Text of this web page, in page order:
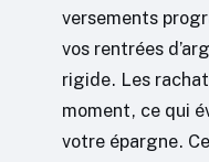
versements
vos rentrées
rigide. Les
moment, ce qui
votre épargne.